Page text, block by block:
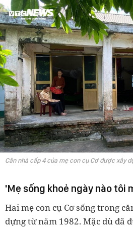
Căn nhà cấp 4 của mẹ con cụ Cơ được xây
'Mẹ sống khoẻ ngày nào tôi
Hai mẹ con cụ Cơ sống trong
dựng từ năm 1982. Mặc dù đã